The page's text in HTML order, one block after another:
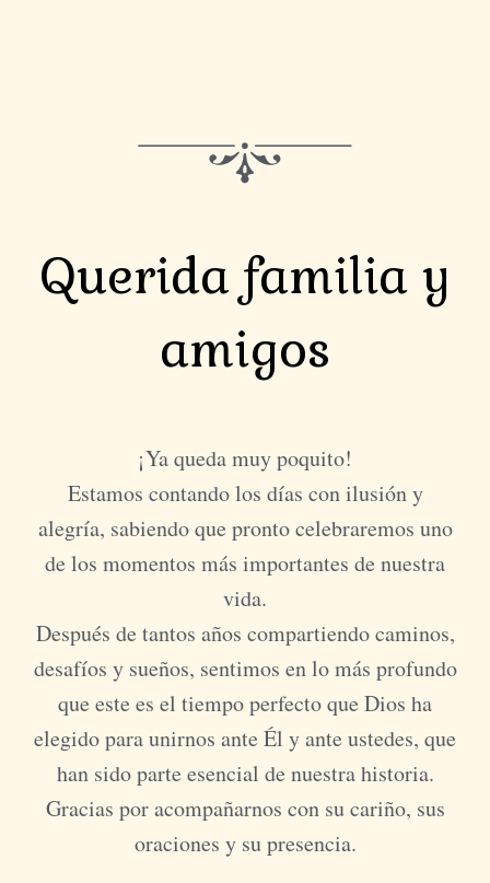
Querida familia y
amigos
¡Ya queda muy poquito!
Estamos contando los días con ilusión y
alegría, sabiendo que pronto celebraremos uno
de los momentos más importantes de nuestra
vida.
Después de tantos años compartiendo caminos,
desafíos y sueños, sentimos en lo más profundo
que este es el tiempo perfecto que Dios ha
elegido para unirnos ante Él y ante ustedes, que
han sido parte esencial de nuestra historia.
Gracias por acompañarnos con su cariño, sus
oraciones y su presencia.